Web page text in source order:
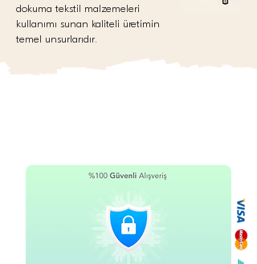
dokuma tekstil malzemeleri
kullanımı sunan kaliteli üretimin
temel unsurlarıdır.